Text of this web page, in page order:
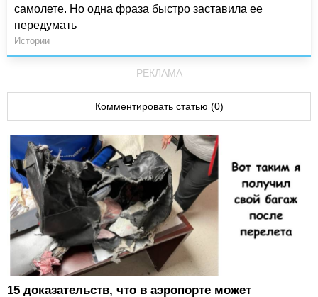
самолете. Но одна фраза быстро заставила ее
передумать
Истории
РЕКЛАМА
Комментировать статью (0)
15 доказательств, что в аэропорте может